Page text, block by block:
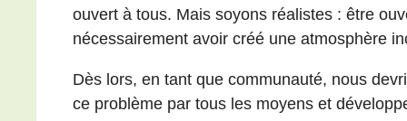
ouvert à tous. Mais soyons réalistes : être
nécessairement avoir créé une atmosphère
Dès lors, en tant que communauté, nous
ce problème par tous les moyens et